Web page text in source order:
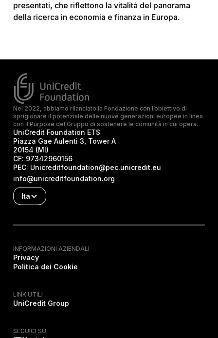
presentati, che riflettono la vitalità del panorama
della ricerca in economia e finanza in Europa.
Nel 2022, abbiamo rilanciato la Fondazione con l’obiettivo di
sprigionare il potenziale delle nuove generazioni europee in linea
con il Purpose del Gruppo di sostenere le comunità in cui opera.
UniCredit Foundation ETS
Piazza Gae Aulenti 3, Tower A
20154 (MI)
CF: 97342960156
PEC: Unicreditfoundation@pec.unicredit.eu
info@unicreditfoundation.org
Ita
INFORMAZIONI AZIENDALI
Privacy
Politica dei Cookie
LINK UTILI
UniCredit Group
SEGUICI SU